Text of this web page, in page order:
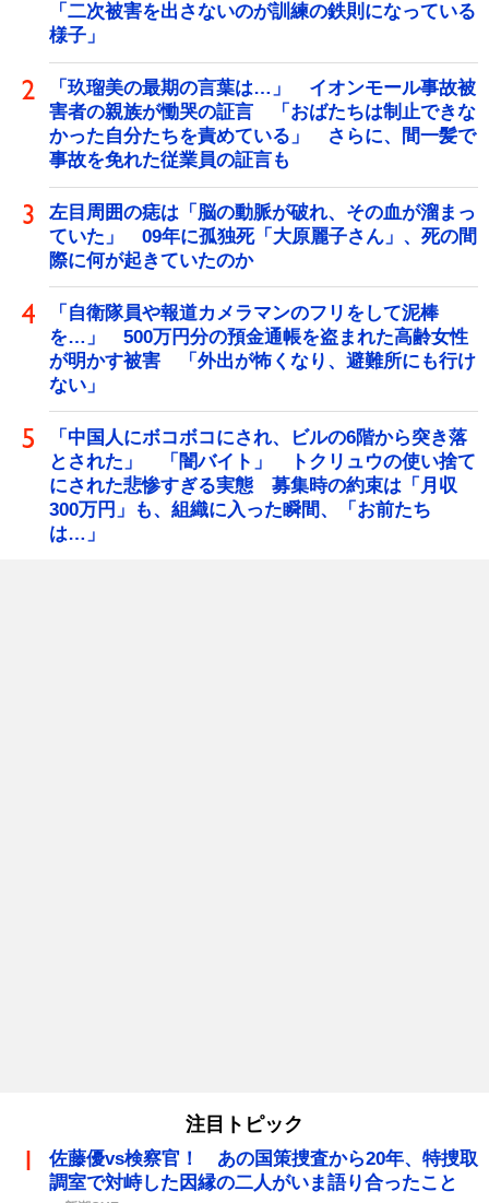
「二次被害を出さないのが訓練の鉄則になっている
様子」
「玖瑠美の最期の言葉は…」 イオンモール事故被
害者の親族が慟哭の証言 「おばたちは制止できな
かった自分たちを責めている」 さらに、間一髪で
事故を免れた従業員の証言も
左目周囲の痣は「脳の動脈が破れ、その血が溜まっ
ていた」 09年に孤独死「大原麗子さん」、死の間
際に何が起きていたのか
「自衛隊員や報道カメラマンのフリをして泥棒
を…」 500万円分の預金通帳を盗まれた高齢女性
が明かす被害 「外出が怖くなり、避難所にも行け
ない」
「中国人にボコボコにされ、ビルの6階から突き落
とされた」 「闇バイト」 トクリュウの使い捨て
にされた悲惨すぎる実態 募集時の約束は「月収
300万円」も、組織に入った瞬間、「お前たち
は…」
注目トピック
佐藤優vs検察官！ あの国策捜査から20年、特捜取
調室で対峙した因縁の二人がいま語り合ったこと